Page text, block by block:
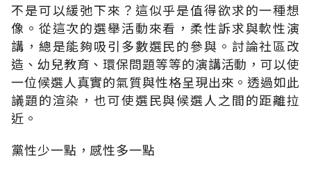
不是可以緩弛下來？這似乎是值得欲求的一種想
像。從這次的選舉活動來看，柔性訴求與軟性演
講，總是能夠吸引多數選民的參與。討論社區改
造、幼兒教育、環保問題等等的演講活動，可以使
一位候選人真實的氣質與性格呈現出來。透過如此
議題的渲染，也可使選民與候選人之間的距離拉
近。
黨性少一點，感性多一點